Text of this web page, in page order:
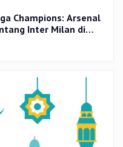
Champions: Arsenal
Inter Milan di